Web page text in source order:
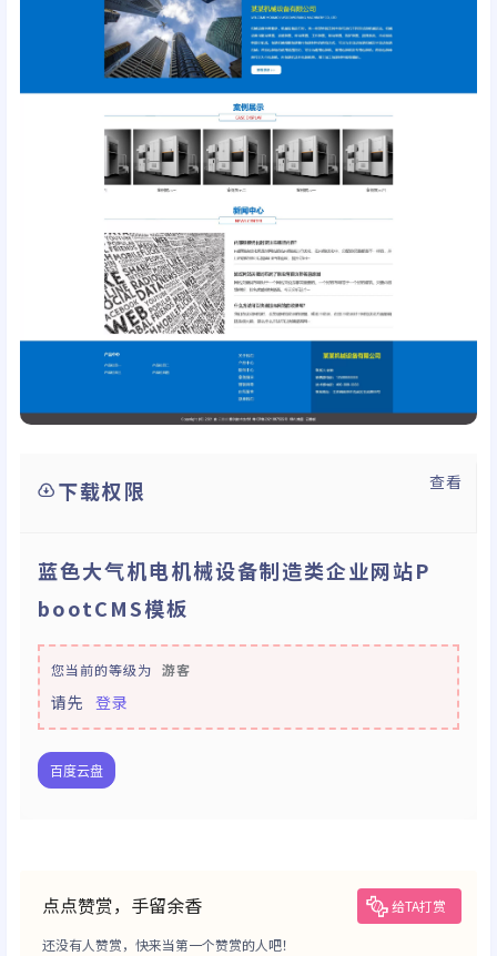
下载权限 查看
蓝色大气机电机械设备制造类企业网站P
bootCMS模板
您当前的等级为 游客
请先 登录
百度云盘
点点赞赏，手留余香 给TA打赏
还没有人赞赏，快来当第一个赞赏的人吧！